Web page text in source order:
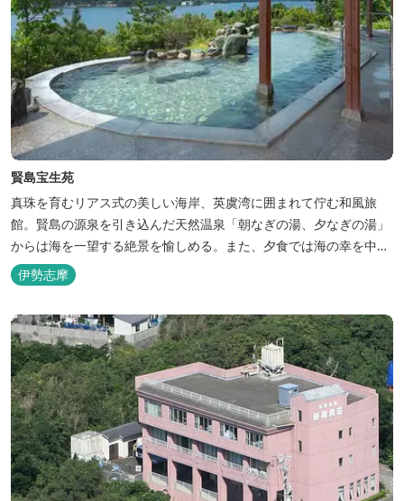
賢島宝生苑
真珠を育むリアス式の美しい海岸、英虞湾に囲まれて佇む和風旅
館。賢島の源泉を引き込んだ天然温泉「朝なぎの湯、夕なぎの湯」
からは海を一望する絶景を愉しめる。また、夕食では海の幸を中心
とした和会席でおもてなしいたします。
伊勢志摩